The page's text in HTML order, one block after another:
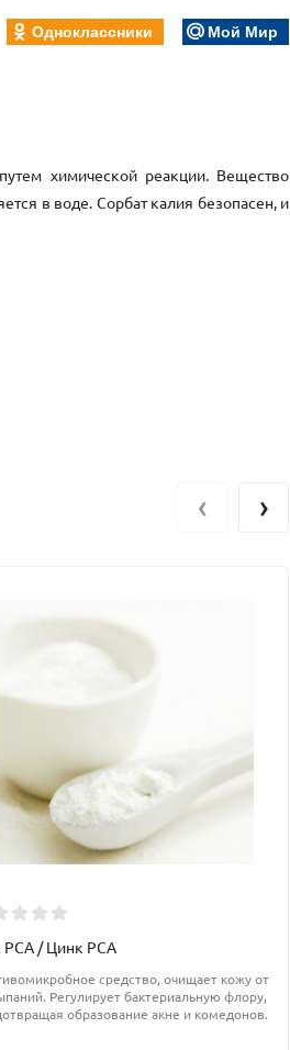
Одноклассники Мой Мир
химической реакции. Вещество
в воде. Сорбат калия безопасен, и
и при создании косметических
можно прямо здесь. Сорбат калия
PCA / Цинк PCA
средство, очищает кожу от
Регулирует бактериальную флору,
образование акне и комедонов.
‹ ›